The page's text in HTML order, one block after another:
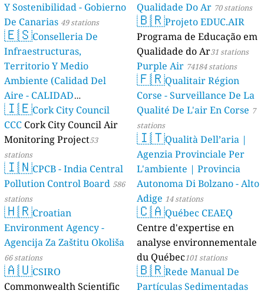
Y Sostenibilidad - Gobierno
De Canarias 49 stations
🇪🇸Conselleria De
Infraestructuras,
Territorio Y Medio
Ambiente (Calidad Del
Aire - CALIDAD
AMBIENTAL) 23 stations
🇮🇪Cork City Council
CCC Cork City Council Air
Monitoring Project53
stations
🇮🇳CPCB - India Central
Pollution Control Board 586
stations
🇭🇷Croatian
Environment Agency -
Agencija Za Zaštitu Okoliša
66 stations
🇦🇺CSIRO
Commonwealth Scientific
Qualidade Do Ar 70 stations
🇧🇷Projeto EDUC.AIR
Programa de Educação em
Qualidade do Ar31 stations
Purple Air 74184 stations
🇫🇷Qualitair Région
Corse - Surveillance De La
Qualité De L'air En Corse 7
stations
🇮🇹Qualità Dell’aria |
Agenzia Provinciale Per
L'ambiente | Provincia
Autonoma Di Bolzano - Alto
Adige 14 stations
🇨🇦Québec CEAEQ
Centre d'expertise en
analyse environnementale
du Québec101 stations
🇧🇷Rede Manual De
Partículas Sedimentadas